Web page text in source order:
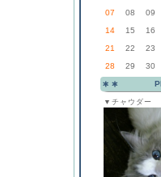
07
08 09
14
15 16
21
22 23
28
29 30
▼チャウダー